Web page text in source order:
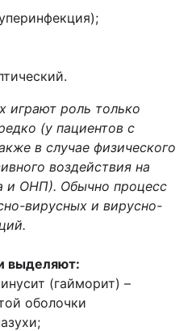
играют роль только
(у пациентов с
в случае физического
воздействия на
и ОНП). Обычно процесс
вирусных и вирусно-
выделяют:
(гайморит) –
оболочки